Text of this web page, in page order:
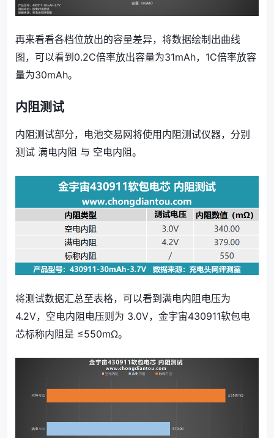
再来看看各档位放出的容量差异，将数据绘制出曲线
图，可以看到0.2C倍率放出容量为31mAh，1C倍率放容
量为30mAh。
内阻测试
内阻测试部分，电池交易网将使用内阻测试仪器，分别
测试 满电内阻 与 空电内阻。
将测试数据汇总至表格，可以看到满电内阻电压为
4.2V，空电内阻电压则为 3.0V，金宇宙430911软包电
芯标称内阻是 ≤550mΩ。